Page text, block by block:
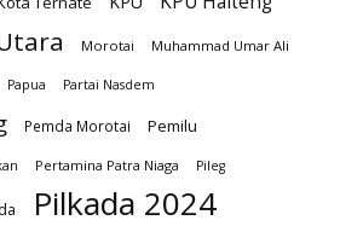
Morotai Muhammad Umar Ali
Papua Partai Nasdem
Pemda Morotai
Pemilu
Pertamina Patra Niaga Pileg
Pilkada 2024